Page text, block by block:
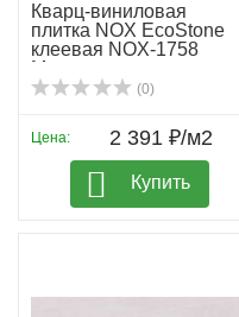
Кварц-виниловая
плитка NOX EcoStone
клеевая NOX-1758
Мак-...
(0)
Цена: 2 391 ₽/м2
Купить